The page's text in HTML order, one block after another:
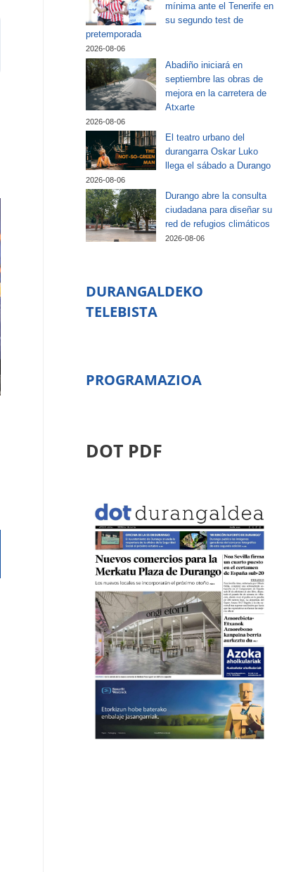
mínima ante el Tenerife en
su segundo test de
pretemporada
2026-08-06
Abadiño iniciará en
septiembre las obras de
mejora en la carretera de
Atxarte
2026-08-06
El teatro urbano del
durangarra Oskar Luko
llega el sábado a Durango
2026-08-06
Durango abre la consulta
ciudadana para diseñar su
red de refugios climáticos
2026-08-06
DURANGALDEKO
TELEBISTA
PROGRAMAZIOA
DOT PDF